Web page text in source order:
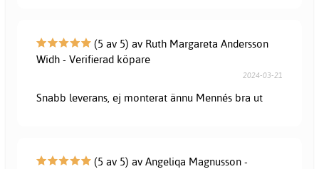
(5 av 5) av Ruth Margareta Andersson
Widh - Verifierad köpare
2024-03-21
Snabb leverans, ej monterat ännu Mennés bra ut
(5 av 5) av Angeliqa Magnusson -